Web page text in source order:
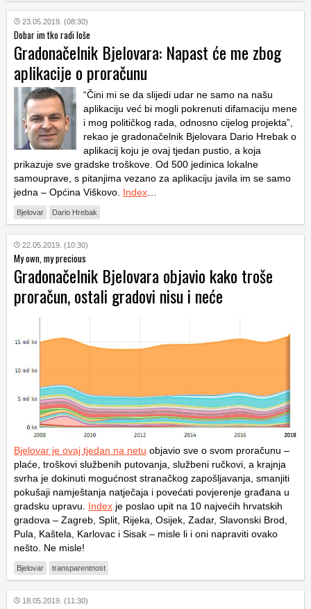
23.05.2019. (08:30)
Dobar im tko radi loše
Gradonačelnik Bjelovara: Napast će me zbog
aplikacije o proračunu
“Čini mi se da slijedi udar ne samo na našu
aplikaciju već bi mogli pokrenuti difamaciju mene
i mog političkog rada, odnosno cijelog projekta”,
rekao je gradonačelnik Bjelovara Dario Hrebak o
aplikacij koju je ovaj tjedan pustio, a koja
prikazuje sve gradske troškove. Od 500 jedinica lokalne
samouprave, s pitanjima vezano za aplikaciju javila im se samo
jedna – Općina Viškovo. Index
Bjelovar Dario Hrebak
22.05.2019. (10:30)
My own, my precious
Gradonačelnik Bjelovara objavio kako troše
proračun, ostali gradovi nisu i neće
Bjelovar je ovaj tjedan na netu objavio sve o svom proračunu –
plaće, troškovi službenih putovanja, službeni ručkovi, a krajnja
svrha je dokinuti mogućnost stranačkog zapošljavanja, smanjiti
pokušaji namještanja natječaja i povećati povjerenje građana u
gradsku upravu. Index je poslao upit na 10 najvećih hrvatskih
gradova – Zagreb, Split, Rijeka, Osijek, Zadar, Slavonski Brod,
Pula, Kaštela, Karlovac i Sisak – misle li i oni napraviti ovako
nešto. Ne misle!
Bjelovar transparentnost
18.05.2019. (11:30)